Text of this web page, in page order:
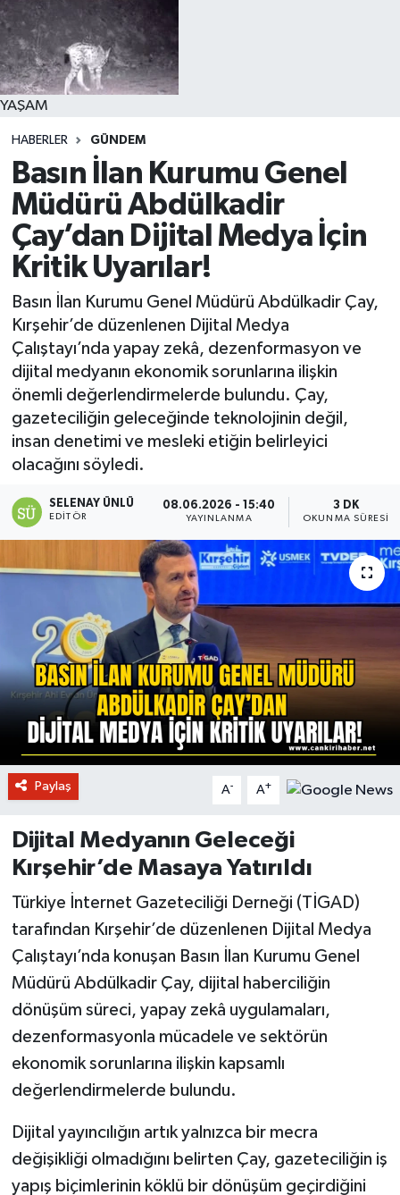
YAŞAM
HABERLER GÜNDEM
Basın İlan Kurumu Genel
Müdürü Abdülkadir
Çay’dan Dijital Medya İçin
Kritik Uyarılar!
Basın İlan Kurumu Genel Müdürü Abdülkadir Çay,
Kırşehir’de düzenlenen Dijital Medya
Çalıştayı’nda yapay zekâ, dezenformasyon ve
dijital medyanın ekonomik sorunlarına ilişkin
önemli değerlendirmelerde bulundu. Çay,
gazeteciliğin geleceğinde teknolojinin değil,
insan denetimi ve mesleki etiğin belirleyici
olacağını söyledi.
SELENAY ÜNLÜ
EDITÖR
08.06.2026 - 15:40
YAYINLANMA
3 DK
OKUNMA SÜRESI
Paylaş A- A+
Dijital Medyanın Geleceği
Kırşehir’de Masaya Yatırıldı
Türkiye İnternet Gazeteciliği Derneği (TİGAD)
tarafından Kırşehir’de düzenlenen Dijital Medya
Çalıştayı’nda konuşan Basın İlan Kurumu Genel
Müdürü Abdülkadir Çay, dijital haberciliğin
dönüşüm süreci, yapay zekâ uygulamaları,
dezenformasyonla mücadele ve sektörün
ekonomik sorunlarına ilişkin kapsamlı
değerlendirmelerde bulundu.
Dijital yayıncılığın artık yalnızca bir mecra
değişikliği olmadığını belirten Çay, gazeteciliğin iş
yapış biçimlerinin köklü bir dönüşüm geçirdiğini